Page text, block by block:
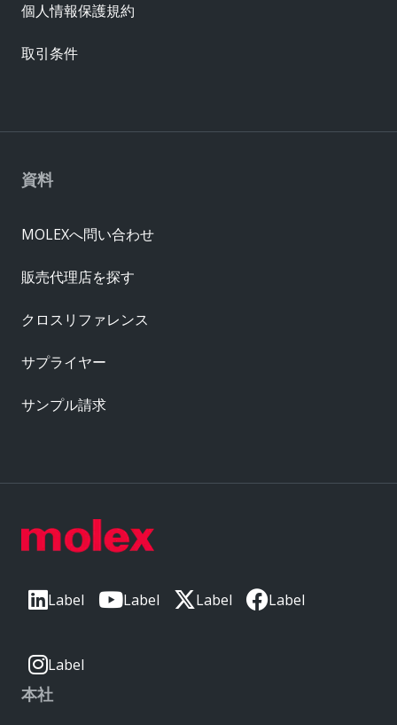
Label Label Label Label
Label
本社
資料
MOLEXへ問い合わせ
販売代理店を探す
クロスリファレンス
サプライヤー
サンプル請求
個人情報保護規約
取引条件